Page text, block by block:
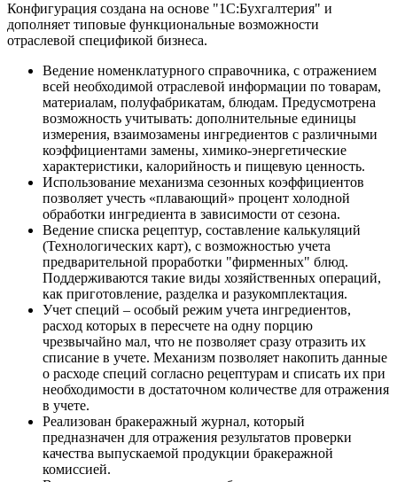
Конфигурация создана на основе "1С:Бухгалтерия" и
дополняет типовые функциональные возможности
отраслевой спецификой бизнеса.
Ведение номенклатурного справочника, с отражением
всей необходимой отраслевой информации по товарам,
материалам, полуфабрикатам, блюдам. Предусмотрена
возможность учитывать: дополнительные единицы
измерения, взаимозамены ингредиентов с различными
коэффициентами замены, химико-энергетические
характеристики, калорийность и пищевую ценность.
Использование механизма сезонных коэффициентов
позволяет учесть «плавающий» процент холодной
обработки ингредиента в зависимости от сезона.
Ведение списка рецептур, составление калькуляций
(Технологических карт), с возможностью учета
предварительной проработки "фирменных" блюд.
Поддерживаются такие виды хозяйственных операций,
как приготовление, разделка и разукомплектация.
Учет специй – особый режим учета ингредиентов,
расход которых в пересчете на одну порцию
чрезвычайно мал, что не позволяет сразу отразить их
списание в учете. Механизм позволяет накопить данные
о расходе специй согласно рецептурам и списать их при
необходимости в достаточном количестве для отражения
в учете.
Реализован бракеражный журнал, который
предназначен для отражения результатов проверки
качества выпускаемой продукции бракеражной
комиссией.